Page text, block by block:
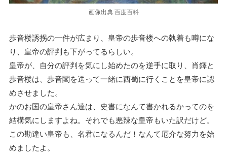
画像出典 百度百科
歩音楼誘拐の一件が広まり、皇帝の歩音楼への執着も噂にな
り、皇帝の評判も下がってるらしい。
皇帝が、自分の評判を気にし始めたのを逆手に取り、肖鐸と
歩音楼は、歩音閣を送って一緒に西蜀に行くことを皇帝に認
めさせました。
かのお国の皇帝さん達は、史書になんて書かれるかってのを
結構気にしますよね。それでも悪辣な皇帝もいた訳だけど。
この勘違い皇帝も、名君になるんだ！なんて厄介な努力を始
めましたよ。